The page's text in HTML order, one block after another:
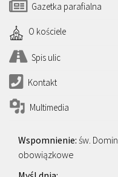
Gazetka parafialna
O kościele
Spis ulic
Kontakt
Multimedia
św.
obowiązkowe